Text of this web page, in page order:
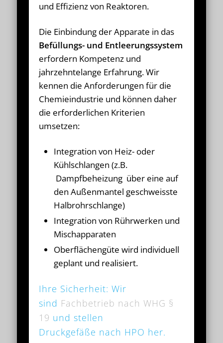
und Effizienz von Reaktoren.
Die Einbindung der Apparate in das
Befüllungs- und Entleerungssystem
erfordern Kompetenz und
jahrzehntelange Erfahrung. Wir
kennen die Anforderungen für die
Chemieindustrie und können daher
die erforderlichen Kriterien
umsetzen:
Integration von Heiz- oder
Kühlschlangen (z.B.
Dampfbeheizung über eine auf
den Außenmantel geschweisste
Halbrohrschlange)
Integration von Rührwerken und
Mischapparaten
Oberflächengüte wird individuell
geplant und realisiert.
Ihre Sicherheit: Wir
sind Fachbetrieb nach WHG §
19 und stellen
Druckgefäße nach HPO her.